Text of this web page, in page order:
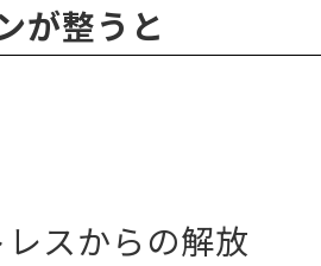
が整うと
スからの解放